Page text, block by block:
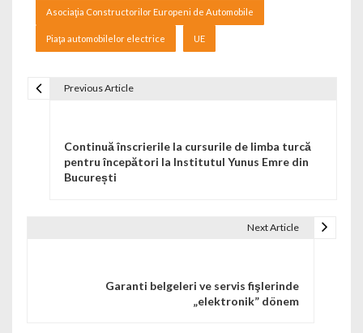
Asociaţia Constructorilor Europeni de Automobile
Piaţa automobilelor electrice UE
Previous Article
Continuă înscrierile la cursurile de limba turcă
pentru începători la Institutul Yunus Emre din
București
Next Article
Garanti belgeleri ve servis fişlerinde
„elektronik” dönem